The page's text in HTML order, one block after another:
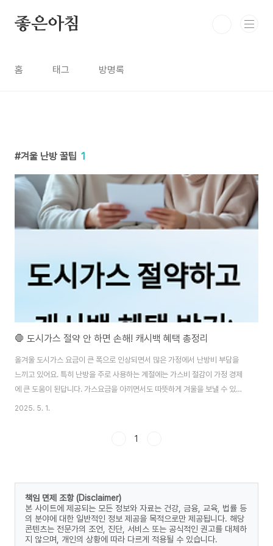
좋은아침
홈 태그 방명록
겨울 난방 꿀팁 1
🛑 도시가스 절약 안 하면 손해! 캐시백 혜택 총정리
올겨울 도시가스 요금이 큰 폭으로 인상되면서 많은 가정에서 난방비 부담을
느끼고 있어요. 특히 난방을 주로 사용하는 계절에는 가스비 절감이 가정 경제
에 큰 도움이 된답니다. 가스요금을 아끼면서도 따뜻하게 겨울을 보낼 수 있는
다양한 방법이 있으니 꼭 알아보세요! 정부에서도 이러한 부담을 덜어주기 위
받을 수 있는 좋은 기회인데요, 절약과 동시에 혜택을 누릴 수 있는 방법들을 자
승했는데요. 가구마다 난방비..
2025. 5. 1.
1
책임 면제 조항 (Disclaimer)
본 사이트에 제공되는 모든 정보와 자료는 건강, 금융, 교육, 법률 등
의 분야에 대한 일반적인 정보 제공을 목적으로만 제공됩니다. 해당
콘텐츠는 전문가의 조언, 진단, 서비스 또는 공식적인 권고를 대체하
지 않으며, 개인의 상황에 따라 다르게 적용될 수 있습니다.